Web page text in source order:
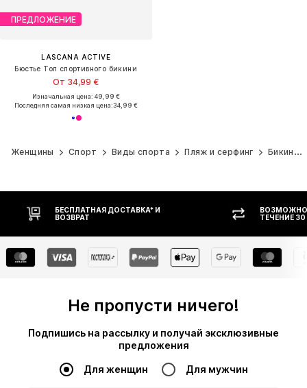
ПРЕДЛОЖЕНИЕ
LASCANA ACTIVE
Бюстье Топ спортивного бикини
От 34,99 €
Изначальная цена: 49,99 €
Последняя самая низкая цена:34,99 €
Женщины Спорт Виды спорта Пляж и серфинг Бикини
ВОЗМОЖНОСТЬ ВОЗВРАТА В
ТЕЧЕНИЕ 30 ДНЕЙ
Не пропусти ничего!
Подпишись на рассылку и получай эксклюзивные
предложения
Для женщин Для мужчин